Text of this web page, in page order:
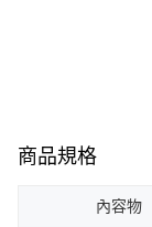
商品規格
內容物